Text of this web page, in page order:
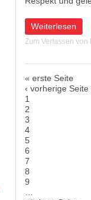
Weiterlesen
über Wiener
Zum Verfassen
« erste Seite
‹ vorherige Seite
1
2
3
4
5
6
7
8
9